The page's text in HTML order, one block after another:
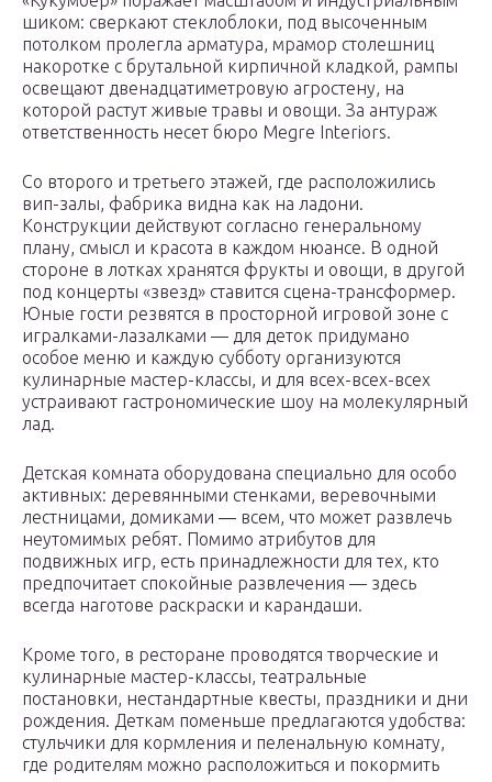
шиком: сверкают стеклоблоки, под высоченным
потолком пролегла арматура, мрамор столешниц
накоротке с брутальной кирпичной кладкой, рампы
освещают двенадцатиметровую агростену, на
которой растут живые травы и овощи. За антураж
ответственность несет бюро Megre Interiors.
Со второго и третьего этажей, где расположились
вип-залы, фабрика видна как на ладони.
Конструкции действуют согласно генеральному
плану, смысл и красота в каждом нюансе. В одной
стороне в лотках хранятся фрукты и овощи, в другой
под концерты «звезд» ставится сцена-трансформер.
Юные гости резвятся в просторной игровой зоне с
игралками-лазалками — для деток придумано
особое меню и каждую субботу организуются
кулинарные мастер-классы, и для всех-всех-всех
устраивают гастрономические шоу на молекулярный
лад.
Детская комната оборудована специально для особо
активных: деревянными стенками, веревочными
лестницами, домиками ― всем, что может развлечь
неутомимых ребят. Помимо атрибутов для
подвижных игр, есть принадлежности для тех, кто
предпочитает спокойные развлечения — здесь
всегда наготове раскраски и карандаши.
Кроме того, в ресторане проводятся творческие и
кулинарные мастер-классы, театральные
постановки, нестандартные квесты, праздники и дни
рождения. Деткам поменьше предлагаются удобства:
стульчики для кормления и пеленальную комнату,
где родителям можно расположиться и покормить